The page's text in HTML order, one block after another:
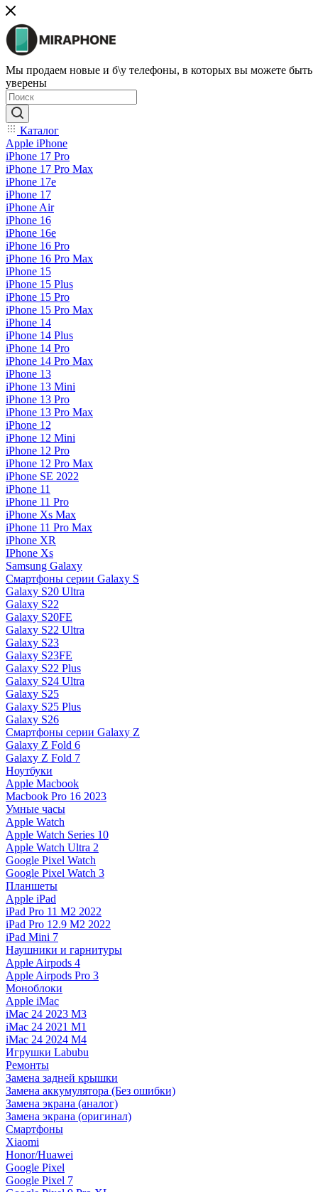
Мы продаем новые и б\у телефоны, в которых вы можете быть
уверены
Каталог
Apple iPhone
iPhone 17 Pro
iPhone 17 Pro Max
iPhone 17e
iPhone 17
iPhone Air
iPhone 16
iPhone 16e
iPhone 16 Pro
iPhone 16 Pro Max
iPhone 15
iPhone 15 Plus
iPhone 15 Pro
iPhone 15 Pro Max
iPhone 14
iPhone 14 Plus
iPhone 14 Pro
iPhone 14 Pro Max
iPhone 13
iPhone 13 Mini
iPhone 13 Pro
iPhone 13 Pro Max
iPhone 12
iPhone 12 Mini
iPhone 12 Pro
iPhone 12 Pro Max
iPhone SE 2022
iPhone 11
iPhone 11 Pro
iPhone Xs Max
iPhone 11 Pro Max
iPhone XR
IPhone Xs
Samsung Galaxy
Смартфоны серии Galaxy S
Galaxy S20 Ultra
Galaxy S22
Galaxy S20FE
Galaxy S22 Ultra
Galaxy S23
Galaxy S23FE
Galaxy S22 Plus
Galaxy S24 Ultra
Galaxy S25
Galaxy S25 Plus
Galaxy S26
Смартфоны серии Galaxy Z
Galaxy Z Fold 6
Galaxy Z Fold 7
Ноутбуки
Apple Macbook
Macbook Pro 16 2023
Умные часы
Apple Watch
Apple Watch Series 10
Apple Watch Ultra 2
Google Pixel Watch
Google Pixel Watch 3
Планшеты
Apple iPad
iPad Pro 11 M2 2022
iPad Pro 12.9 M2 2022
iPad Mini 7
Наушники и гарнитуры
Apple Airpods 4
Apple Airpods Pro 3
Моноблоки
Apple iMac
iMac 24 2023 M3
iMac 24 2021 M1
iMac 24 2024 M4
Игрушки Labubu
Ремонты
Замена задней крышки
Замена аккумулятора (Без ошибки)
Замена экрана (аналог)
Замена экрана (оригинал)
Смартфоны
Xiaomi
Honor/Huawei
Google Pixel
Google Pixel 7